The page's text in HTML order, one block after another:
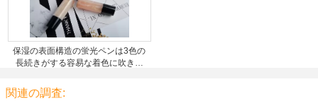
保湿の表面構造の蛍光ペンは3色の
長続きがする容易な着色に吹きか
関連の調査: